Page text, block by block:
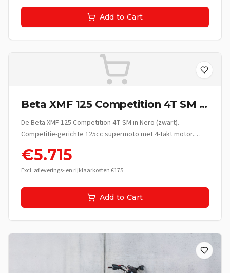
Add to Cart
Beta XMF 125 Competition 4T SM -
Nero
De Beta XMF 125 Competition 4T SM in Nero (zwart).
Competitie-gerichte 125cc supermoto met 4-takt motor.
€5.715
Excl. afleverings- en rijklaarkosten €175
Add to Cart